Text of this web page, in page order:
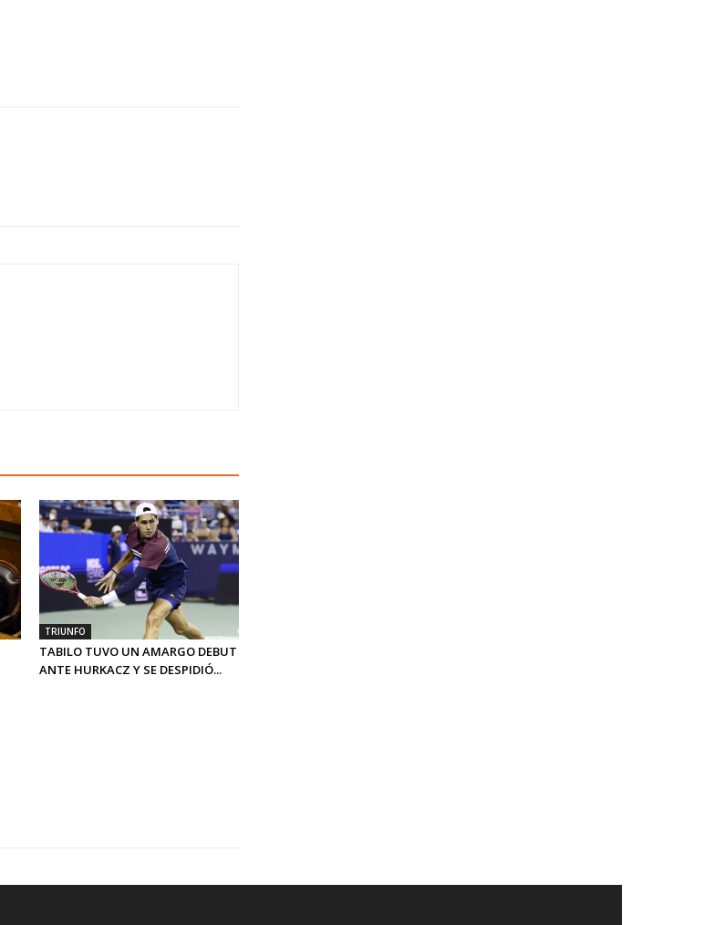
TRIUNFO
TABILO TUVO UN AMARGO DEBUT
ANTE HURKACZ Y SE DESPIDIÓ...